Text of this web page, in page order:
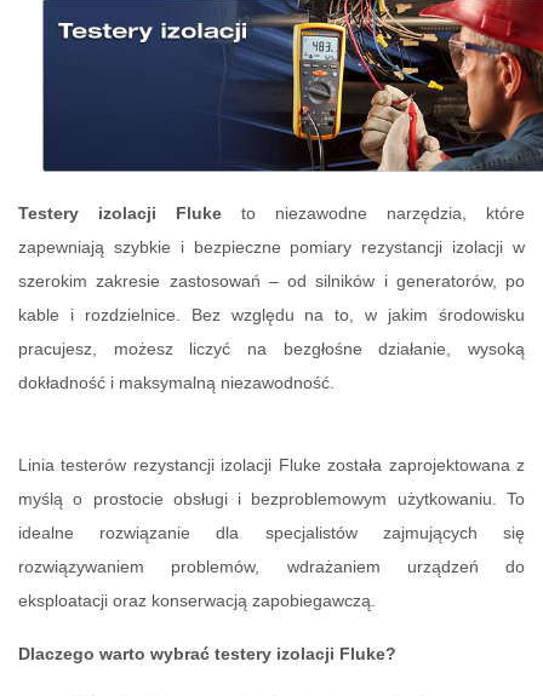
Testery izolacji Fluke to niezawodne narzędzia, które
zapewniają szybkie i bezpieczne pomiary rezystancji izolacji w
szerokim zakresie zastosowań – od silników i generatorów, po
kable i rozdzielnice. Bez względu na to, w jakim środowisku
pracujesz, możesz liczyć na bezgłośne działanie, wysoką
dokładność i maksymalną niezawodność.
Linia testerów rezystancji izolacji Fluke została zaprojektowana z
myślą o prostocie obsługi i bezproblemowym użytkowaniu. To
idealne rozwiązanie dla specjalistów zajmujących się
rozwiązywaniem problemów, wdrażaniem urządzeń do
eksploatacji oraz konserwacją zapobiegawczą.
Dlaczego warto wybrać testery izolacji Fluke?